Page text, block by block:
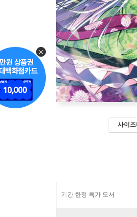
사이즈
기간 한정 특가 도서